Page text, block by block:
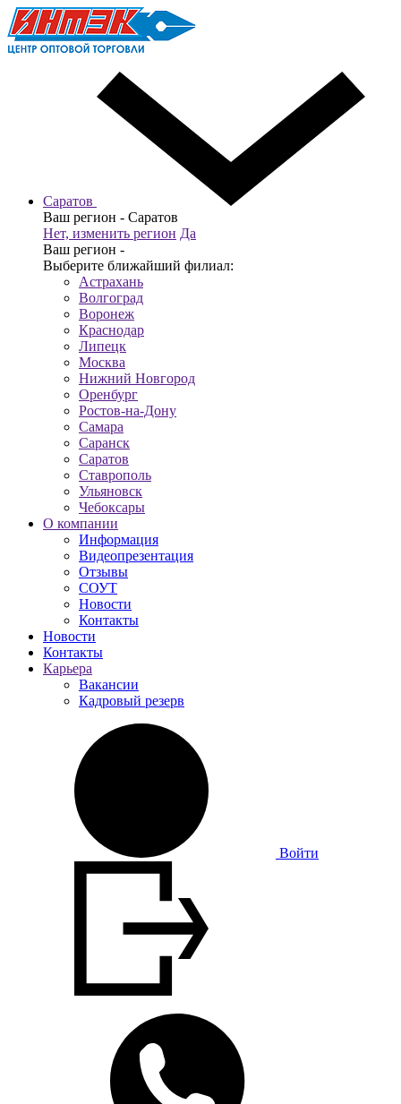
Саратов
Ваш регион - Саратов
Нет, изменить регион Да
Ваш регион -
Выберите ближайший филиал:
Астрахань
Волгоград
Воронеж
Краснодар
Липецк
Москва
Нижний Новгород
Оренбург
Ростов-на-Дону
Самара
Саранск
Саратов
Ставрополь
Ульяновск
Чебоксары
О компании
Информация
Видеопрезентация
Отзывы
СОУТ
Новости
Контакты
Новости
Контакты
Карьера
Вакансии
Кадровый резерв
Войти